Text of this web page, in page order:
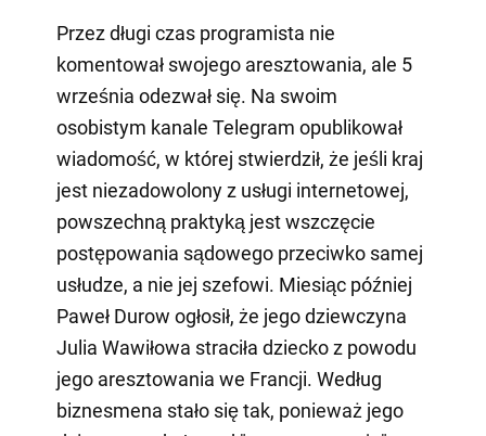
Przez długi czas programista nie
komentował swojego aresztowania, ale 5
września odezwał się. Na swoim
osobistym kanale Telegram opublikował
wiadomość, w której stwierdził, że jeśli kraj
jest niezadowolony z usługi internetowej,
powszechną praktyką jest wszczęcie
postępowania sądowego przeciwko samej
usłudze, a nie jej szefowi. Miesiąc później
Paweł Durow ogłosił, że jego dziewczyna
Julia Wawiłowa straciła dziecko z powodu
jego aresztowania we Francji. Według
biznesmena stało się tak, ponieważ jego